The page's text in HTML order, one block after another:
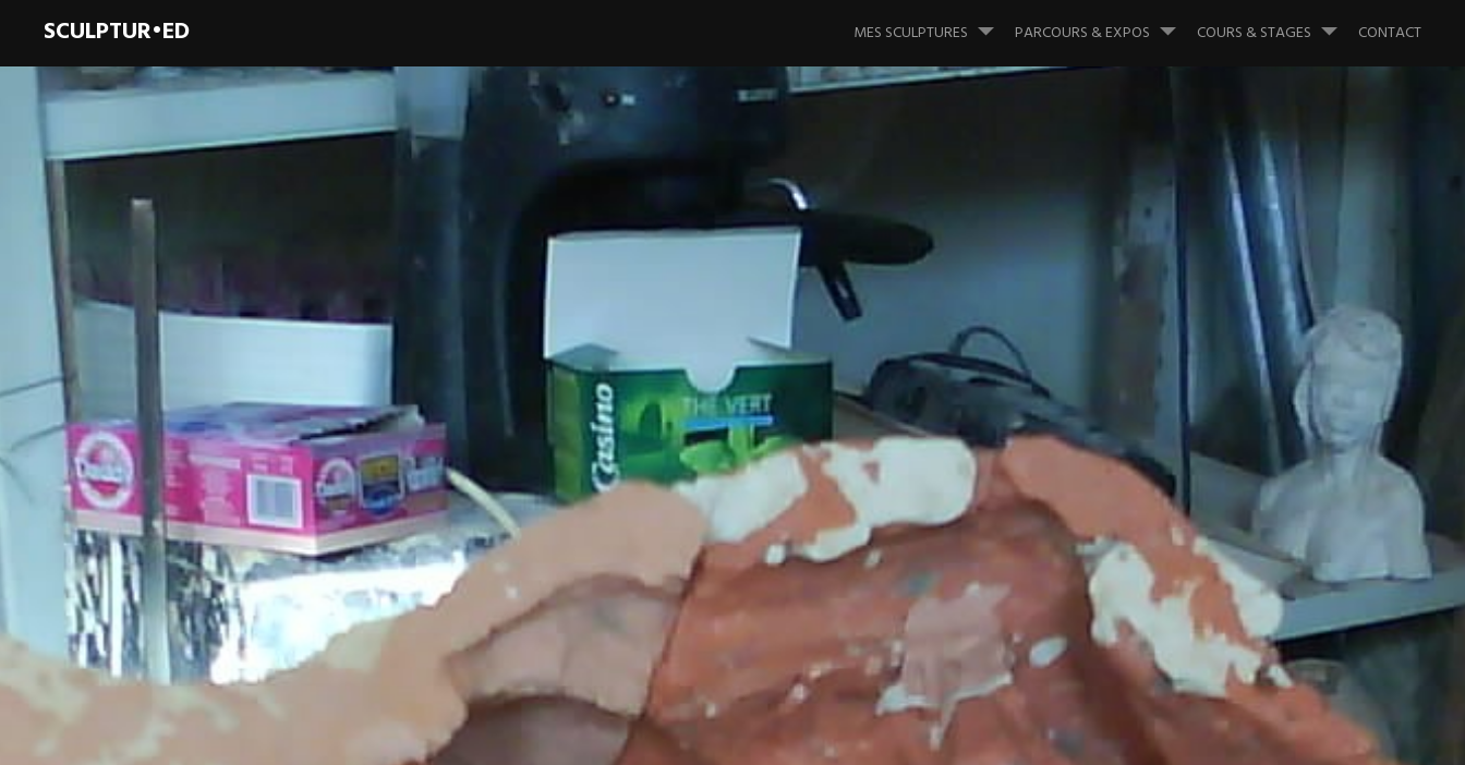
SCULPTUR•ED
au
principal
MES SCULPTURES PARCOURS & EXPOS COURS & STAGES CONTACT
Moule à creux perdu
30 mai 2016
Lire la Suite